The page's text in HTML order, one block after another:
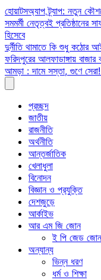
Skip
to
content
হোয়াটসঅ্যাপ ট্র্যাপ: নতুন
সমমর্মী নেতৃত্বই প্রতিষ্ঠানের
হিসেবে
দুর্নীতি থামাতে কি শুধু কঠোর
ফরিদপুরের আলফাডাঙ্গায়
আমড়া : দামে সস্তা, গুণে
প্রচ্ছদ
জাতীয়
রাজনীতি
অর্থনীতি
আন্তর্জাতিক
খেলাধুলা
বিনোদন
বিজ্ঞান ও প্রযুক্তি
দেশজুড়ে
আর্কাইভ
আর এম জি জোন
ই পি জেড জোন
অন্যান্য
ভিন্ন ধরণ
ধর্ম ও শিক্ষা